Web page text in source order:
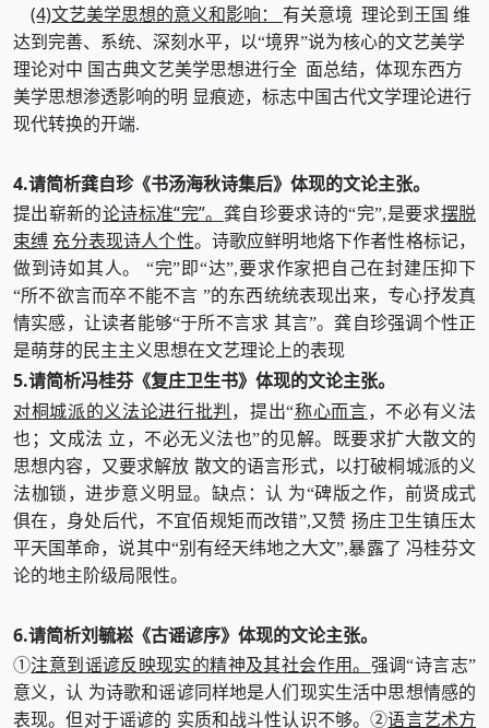
(4)文艺美学思想的意义和影响：
有关意境 理论到王国 维
达到完善、系统、深刻水平，以“境界”说为核心的文艺美学
理论对中 国古典文艺美学思想进行全 面总结，体现东西方
美学思想渗透影响的明 显痕迹，标志中国古代文学理论进行
现代转换的开端.
4.请简析龚自珍《书汤海秋诗集后》体现的文论主张。
提出崭新的论诗标准“完”。 龚自珍要求诗的“完”,是要求摆脱
束缚 充分表现诗人个性。诗歌应鲜明地烙下作者性格标记，
做到诗如其人。 “完”即“达”,要求作家把自己在封建压抑下
“所不欲言而卒不能不言 ”的东西统统表现出来，专心抒发真
情实感，让读者能够“于所不言求 其言”。龚自珍强调个性正
是萌芽的民主主义思想在文艺理论上的表现
5.请简析冯桂芬《复庄卫生书》体现的文论主张。
对桐城派的义法论进行批判 ，提出“称心而言，不必有义法
也；文成法 立，不必无义法也”的见解。既要求扩大散文的
思想内容，又要求解放 散文的语言形式，以打破桐城派的义
法枷锁，进步意义明显。缺点：认 为“碑版之作，前贤成式
俱在，身处后代，不宜佰规矩而改错”,又赞 扬庄卫生镇压太
平天国革命，说其中“别有经天纬地之大文”,暴露了 冯桂芬文
论的地主阶级局限性。
6.请简析刘毓崧《古谣谚序》体现的文论主张。
①注意到谣谚反映现实的精神及其社会作用。
强调“诗言志”
意义，认 为诗歌和谣谚同样地是人们现实生活中思想情感的
表现。但对于谣谚的 实质和战斗性认识不够。②语言艺术方